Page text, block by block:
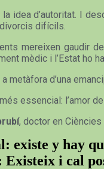
idea d’autoritat. I
difícils.
mereixen gaudir
mèdic i l’Estat ho
metàfora d’una
essencial: l’amor
, doctor en
existe y hay
i cal